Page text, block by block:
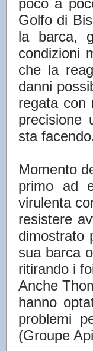
poco a
Golfo di
la barca,
condizioni
che la
danni
regata con
precisione
sta
Momento
primo ad
virulenta
resistere
dimostrato
sua barca
ritirando i
Anche
hanno
problemi
(Groupe